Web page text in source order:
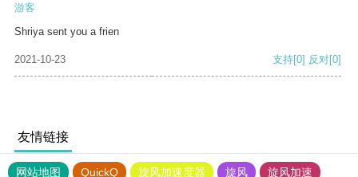
游客
Shriya sent you a frien
2021-10-23 支持[0] 反对[0]
友情链接
网站地图 QuickQ 旋风加速度器 旋风 旋风加速